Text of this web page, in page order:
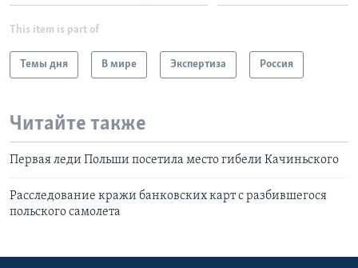
This item is part of
Темы дня В мире Экспертиза Россия
Читайте также
Первая леди Польши посетила место гибели Качиньского
Расследование кражи банковских карт с разбившегося
польского самолета